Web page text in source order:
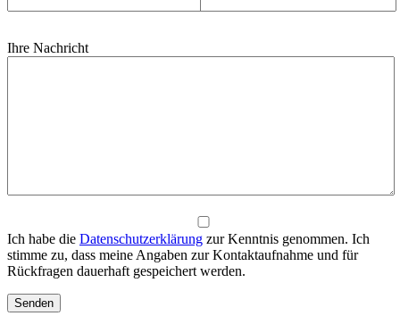
Ihre Nachricht
Ich habe die Datenschutzerklärung zur Kenntnis genommen. Ich
stimme zu, dass meine Angaben zur Kontaktaufnahme und für
Rückfragen dauerhaft gespeichert werden.